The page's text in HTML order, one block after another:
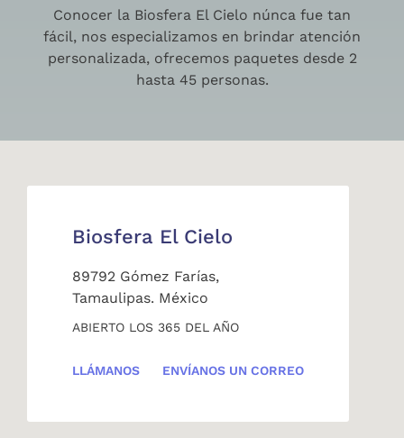
Conocer la Biosfera El Cielo núnca fue tan
fácil, nos especializamos en brindar atención
personalizada, ofrecemos paquetes desde 2
hasta 45 personas.
Biosfera El Cielo
89792 Gómez Farías,
Tamaulipas. México
ABIERTO LOS 365 DEL AÑO
LLÁMANOS ENVÍANOS UN CORREO